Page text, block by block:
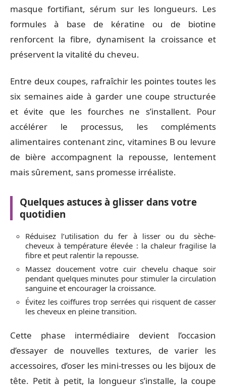
masque fortifiant, sérum sur les longueurs. Les
formules à base de kératine ou de biotine
renforcent la fibre, dynamisent la croissance et
préservent la vitalité du cheveu.
Entre deux coupes, rafraîchir les pointes toutes les
six semaines aide à garder une coupe structurée
et évite que les fourches ne s’installent. Pour
accélérer le processus, les compléments
alimentaires contenant zinc, vitamines B ou levure
de bière accompagnent la repousse, lentement
mais sûrement, sans promesse irréaliste.
Quelques astuces à glisser dans votre
quotidien
Réduisez l’utilisation du fer à lisser ou du sèche-
cheveux à température élevée : la chaleur fragilise la
fibre et peut ralentir la repousse.
Massez doucement votre cuir chevelu chaque soir
pendant quelques minutes pour stimuler la circulation
sanguine et encourager la croissance.
Évitez les coiffures trop serrées qui risquent de casser
les cheveux en pleine transition.
Cette phase intermédiaire devient l’occasion
d’essayer de nouvelles textures, de varier les
accessoires, d’oser les mini-tresses ou les bijoux de
tête. Petit à petit, la longueur s’installe, la coupe